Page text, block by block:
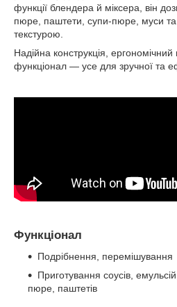
функції блендера й міксера, він
пюре, паштети, супи-пюре, муси та
текстурою.
Надійна конструкція, ергономічний
функціонал — усе для зручної та
Функціонал
Подрібнення, перемішування
Приготування соусів,
пюре, паштетів